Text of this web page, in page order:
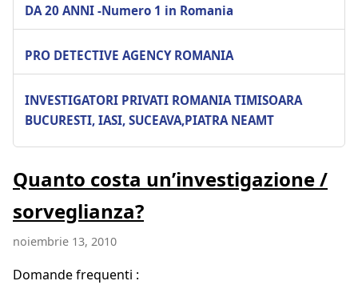
DA 20 ANNI -Numero 1 in Romania
PRO DETECTIVE AGENCY ROMANIA
INVESTIGATORI PRIVATI ROMANIA TIMISOARA
BUCURESTI, IASI, SUCEAVA,PIATRA NEAMT
Quanto costa un’investigazione /
sorveglianza?
noiembrie 13, 2010
Domande frequenti :